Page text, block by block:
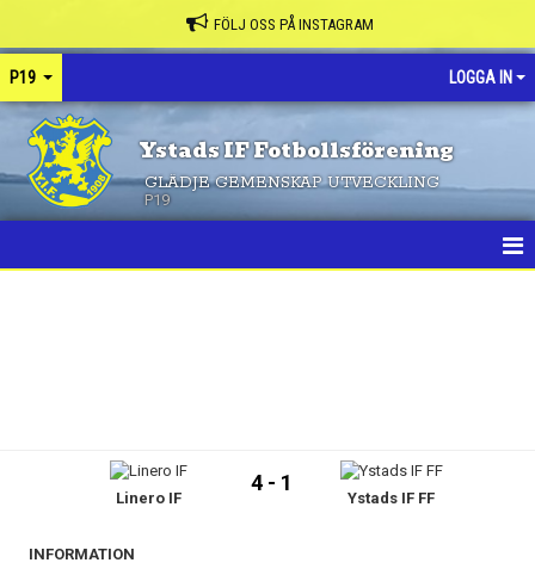
FÖLJ OSS PÅ INSTAGRAM
P19 LOGGA IN
Ystads IF Fotbollsförening
GLÄDJE GEMENSKAP UTVECKLING
P19
TRUPPEN
Linero IF
4 - 1
Ystads IF FF
INFORMATION